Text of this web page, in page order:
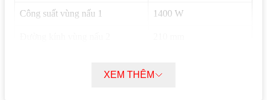
Công suất vùng nấu 1 1400 W
XEM THÊM